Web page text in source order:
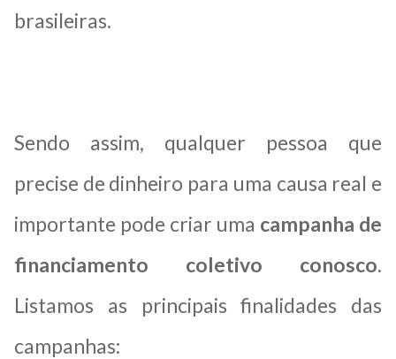
brasileiras.
Sendo assim, qualquer pessoa que
precise de dinheiro para uma causa real e
importante pode criar uma campanha de
financiamento coletivo conosco.
Listamos as principais finalidades das
campanhas: